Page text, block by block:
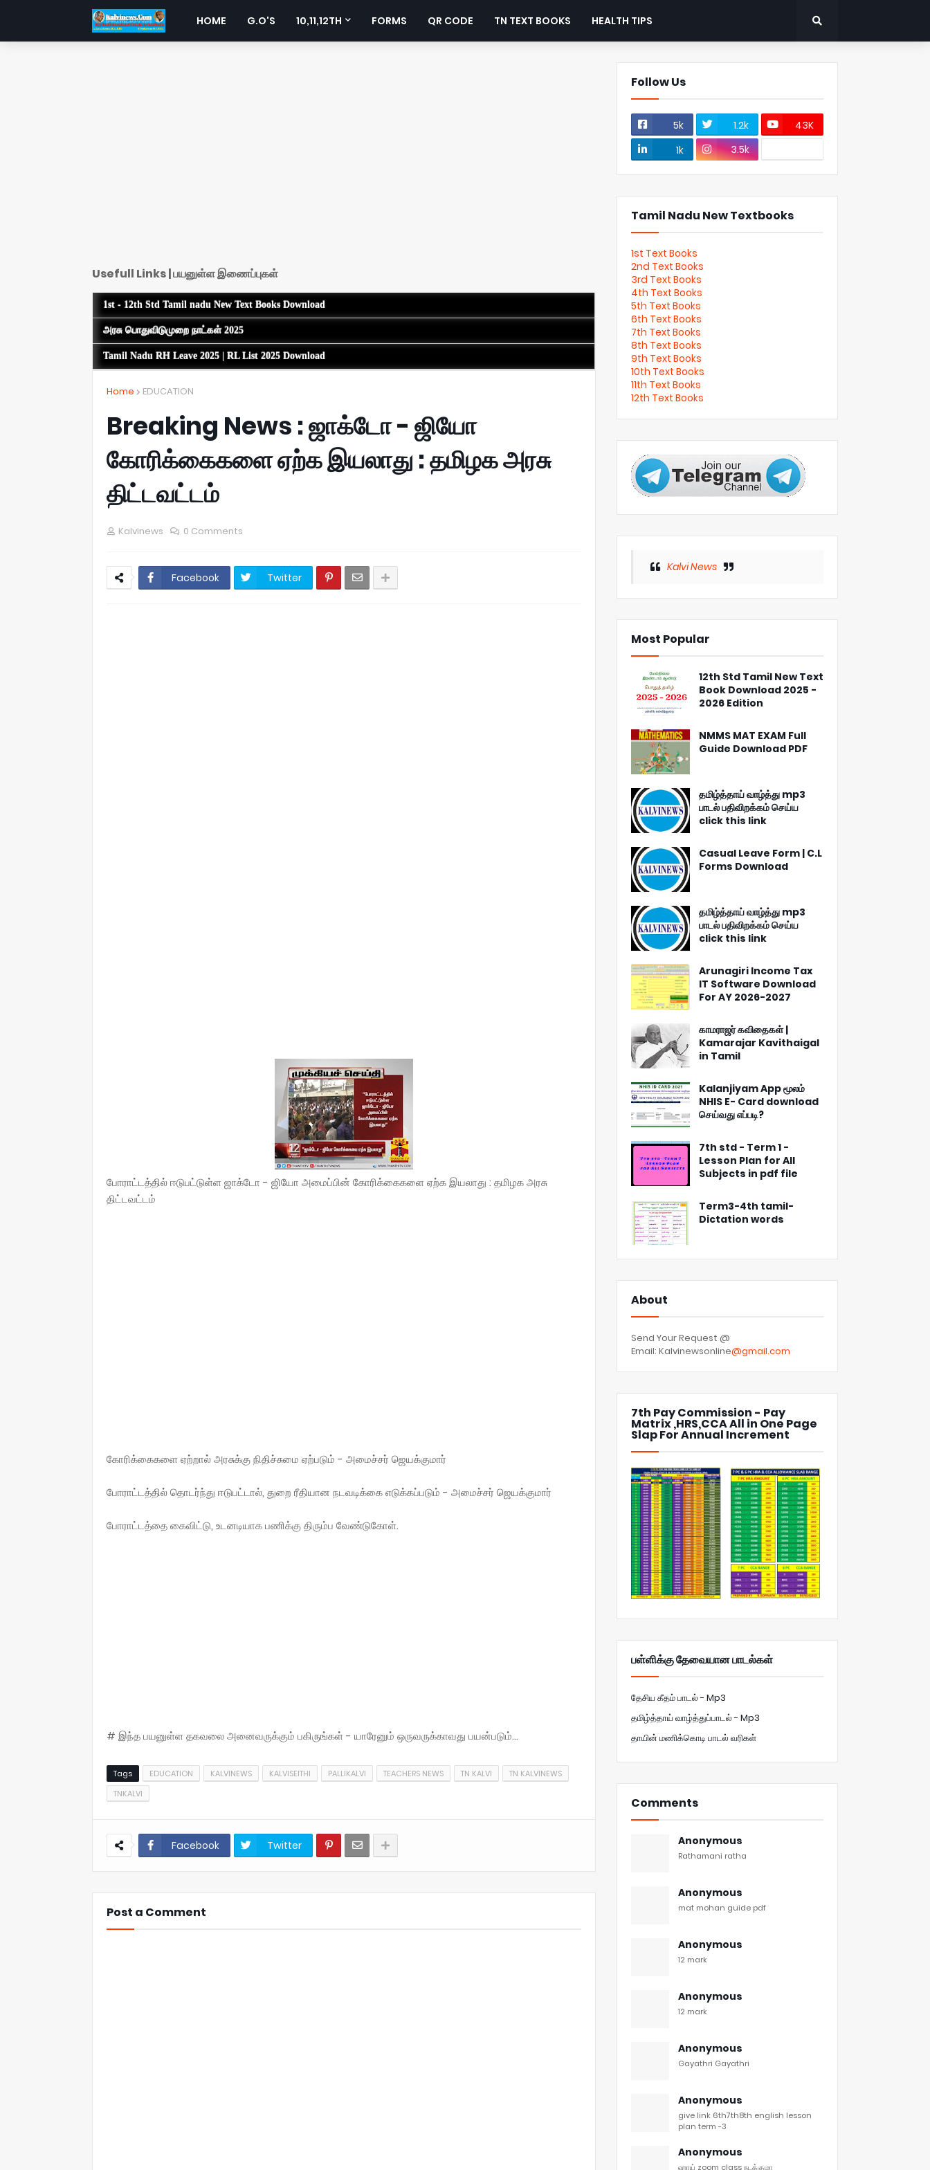
HOME G.O'S 10,11,12TH FORMS QR CODE TN TEXT BOOKS HEALTH TIPS
Usefull Links | பயனுள்ள இணைப்புகள்
1st - 12th Std Tamil nadu New Text Books Download
அரசு பொதுவிடுமுறை நாட்கள் 2025
Tamil Nadu RH Leave 2025 | RL List 2025 Download
Home EDUCATION
Breaking News : ஜாக்டோ - ஜியோ
கோரிக்கைகளை ஏற்க இயலாது : தமிழக அரசு
திட்டவட்டம்
Kalvinews 0 Comments
Facebook Twitter
போராட்டத்தில் ஈடுபட்டுள்ள ஜாக்டோ - ஜியோ அமைப்பின் கோரிக்கைகளை ஏற்க இயலாது : தமிழக அரசு
திட்டவட்டம்
கோரிக்கைகளை ஏற்றால் அரசுக்கு நிதிச்சுமை ஏற்படும் - அமைச்சர் ஜெயக்குமார்
போராட்டத்தில் தொடர்ந்து ஈடுபட்டால், துறை ரீதியான நடவடிக்கை எடுக்கப்படும் - அமைச்சர் ஜெயக்குமார்
போராட்டத்தை கைவிட்டு, உடனடியாக பணிக்கு திரும்ப வேண்டுகோள்.
# இந்த பயனுள்ள தகவலை அனைவருக்கும் பகிருங்கள் - யாரேனும் ஒருவருக்காவது பயன்படும்...
Tags EDUCATION KALVINEWS KALVISEITHI PALLIKALVI TEACHERS NEWS TN KALVI
TN KALVINEWS
TNKALVI
Facebook Twitter
Post a Comment
Follow Us
5k 1.2k
43K
1k
3.5k
Tamil Nadu New Textbooks
1st Text Books
2nd Text Books
3rd Text Books
4th Text Books
5th Text Books
6th Text Books
7th Text Books
8th Text Books
9th Text Books
10th Text Books
11th Text Books
12th Text Books
Kalvi News
Most Popular
12th Std Tamil New Text
Book Download 2025 -
2026 Edition
NMMS MAT EXAM Full
Guide Download PDF
தமிழ்த்தாய் வாழ்த்து mp3
பாடல் பதிவிறக்கம் செய்ய
click this link
Casual Leave Form | C.L
Forms Download
தமிழ்த்தாய் வாழ்த்து mp3
பாடல் பதிவிறக்கம் செய்ய
click this link
Arunagiri Income Tax
IT Software Download
For AY 2026-2027
காமராஜர் கவிதைகள் |
Kamarajar Kavithaigal
in Tamil
Kalanjiyam App மூலம்
NHIS E- Card download
செய்வது எப்படி?
7th std - Term 1 -
Lesson Plan for All
Subjects in pdf file
Term3-4th tamil-
Dictation words
About
Send Your Request @
Email: Kalvinewsonline@gmail.com
7th Pay Commission - Pay
Matrix ,HRS,CCA All in One Page
Slap For Annual Increment
பள்ளிக்கு தேவையான பாடல்கள்
தேசிய கீதம் பாடல் - Mp3
தமிழ்த்தாய் வாழ்த்துப்பாடல் - Mp3
தாயின் மணிக்கொடி பாடல் வரிகள்
Comments
Anonymous
Rathamani ratha
Anonymous
mat mohan guide pdf
Anonymous
12 mark
Anonymous
12 mark
Anonymous
Gayathri Gayathri
Anonymous
give link 6th7th8th english lesson
plan term -3
Anonymous
ஹாய் zoom class நடக்குமா